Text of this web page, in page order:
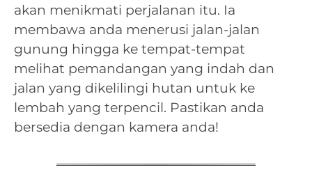
akan menikmati perjalanan itu. Ia
membawa anda menerusi jalan-jalan
gunung hingga ke tempat-tempat
melihat pemandangan yang indah dan
jalan yang dikelilingi hutan untuk ke
lembah yang terpencil. Pastikan anda
bersedia dengan kamera anda!